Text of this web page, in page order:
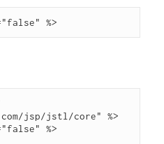
%>
jsp/jstl/core" %>
%>